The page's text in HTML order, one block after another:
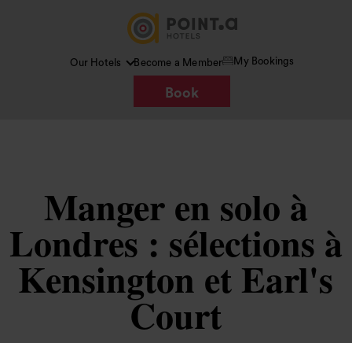
Our Hotels Become a Member My Bookings
Book
Manger en solo à
Londres : sélections à
Kensington et Earl's
Court